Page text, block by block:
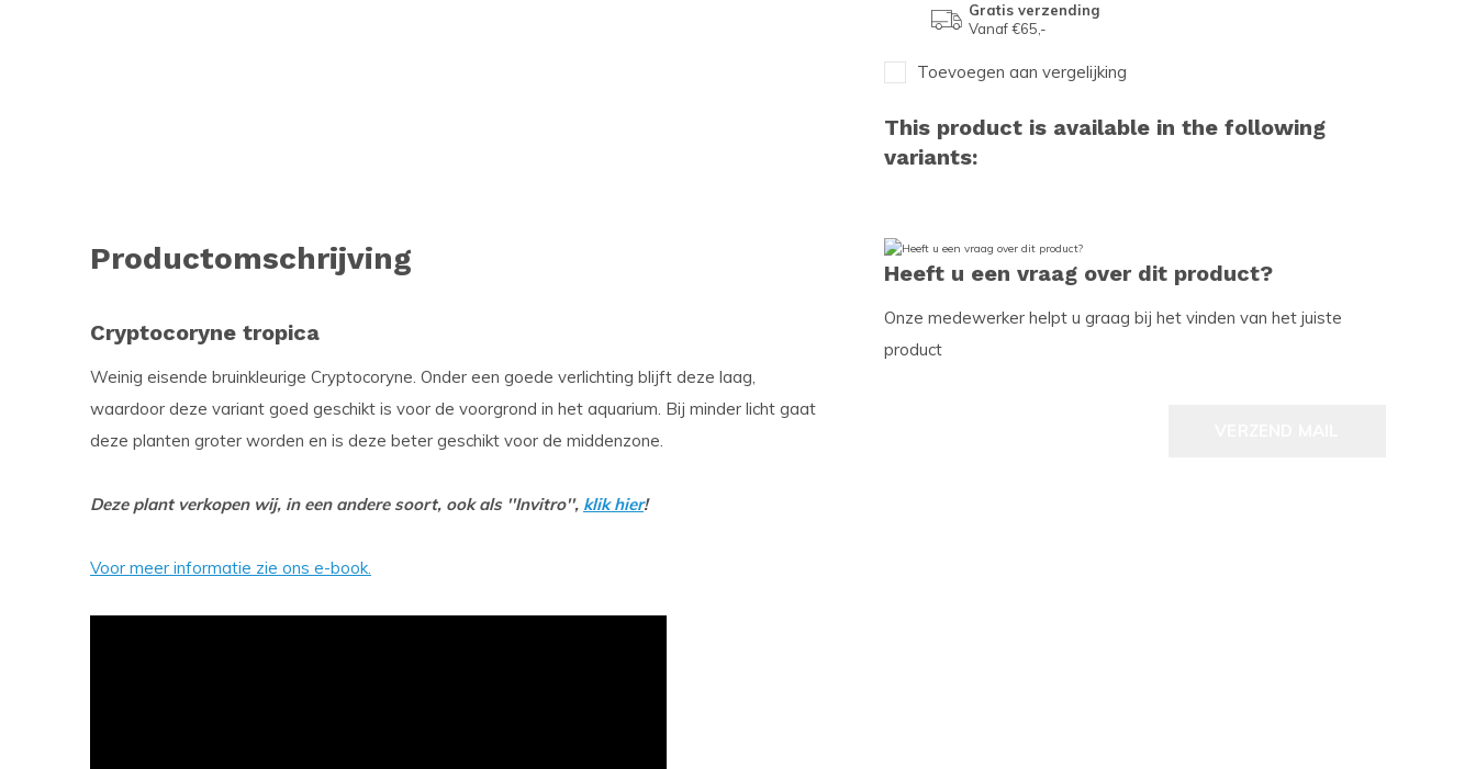
Gratis verzending
Vanaf €65,-
Toevoegen aan vergelijking
This product is available in the following
variants:
Productomschrijving
Cryptocoryne tropica
Weinig eisende bruinkleurige Cryptocoryne. Onder een goede verlichting blijft deze laag,
waardoor deze variant goed geschikt is voor de voorgrond in het aquarium. Bij minder licht gaat
deze planten groter worden en is deze beter geschikt voor de middenzone.
Deze plant verkopen wij, in een andere soort, ook als ''Invitro'', klik hier!
Voor meer informatie zie ons e-book.
Heeft u een vraag over dit product?
Onze medewerker helpt u graag bij het vinden van het juiste
product